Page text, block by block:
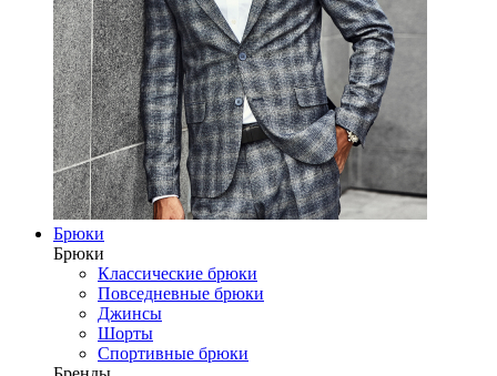
Брюки
Брюки
Классические брюки
Повседневные брюки
Джинсы
Шорты
Спортивные брюки